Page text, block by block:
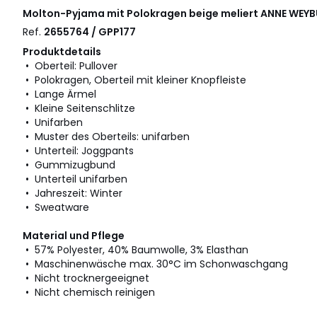
Molton-Pyjama mit Polokragen beige meliert ANNE
Ref. 2655764 / GPP177
Produktdetails
• Oberteil: Pullover
• Polokragen, Oberteil mit kleiner Knopfleiste
• Lange Ärmel
• Kleine Seitenschlitze
• Unifarben
• Muster des Oberteils: unifarben
• Unterteil: Joggpants
• Gummizugbund
• Unterteil unifarben
• Jahreszeit: Winter
• Sweatware
Material und Pflege
• 57% Polyester, 40% Baumwolle, 3% Elasthan
• Maschinenwäsche max. 30°C im Schonwaschgang
• Nicht trocknergeeignet
• Nicht chemisch reinigen